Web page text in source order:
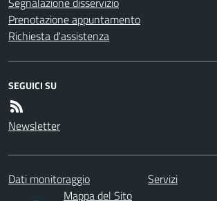
Prenotazione appuntamento
Richiesta d'assistenza
SEGUICI SU
Newsletter
Dati monitoraggio Servizi
Mappa del Sito